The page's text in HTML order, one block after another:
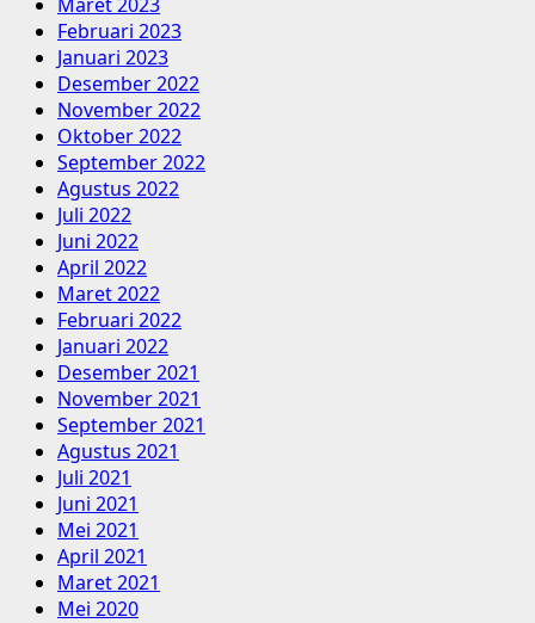
Februari 2023
Januari 2023
Desember 2022
November 2022
Oktober 2022
September 2022
Agustus 2022
Juli 2022
Juni 2022
April 2022
Maret 2022
Februari 2022
Januari 2022
Desember 2021
November 2021
September 2021
Agustus 2021
Juli 2021
Juni 2021
Mei 2021
April 2021
Maret 2021
Mei 2020